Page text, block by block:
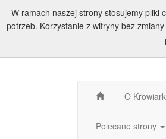
O
Polecane strony
W ramach naszej strony stosujemy pliki
potrzeb. Korzystanie z witryny bez